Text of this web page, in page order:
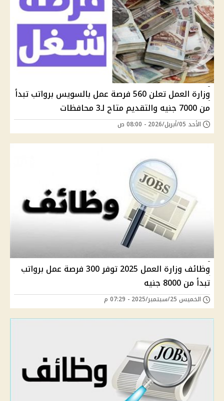
وزارة العمل تعلن 560 فرصة عمل بالسويس برواتب تبدأ
من 7000 جنيه والتقديم متاح لـ3 محافظات
الأحد 05/أبريل/2026 - 08:00 ص
وظائف وزارة العمل 2025 توفر 300 فرصة عمل برواتب
تبدأ من 8000 جنيه
الخميس 25/سبتمبر/2025 - 07:29 م